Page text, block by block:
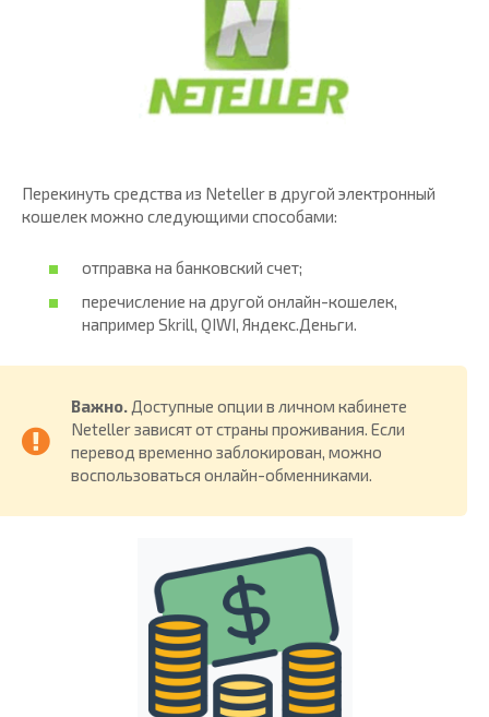
Перекинуть средства из Neteller в другой электронный
кошелек можно следующими способами:
отправка на банковский счет;
перечисление на другой онлайн-кошелек,
например Skrill, QIWI, Яндекс.Деньги.
Важно. Доступные опции в личном кабинете
Neteller зависят от страны проживания. Если
перевод временно заблокирован, можно
воспользоваться онлайн-обменниками.